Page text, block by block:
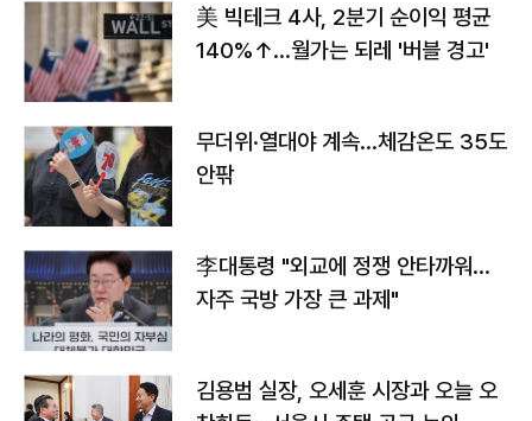
美 빅테크 4사, 2분기 순이익 평균
140%↑…월가는 되레 '버블 경고'
무더위·열대야 계속…체감온도 35도
안팎
李대통령 "외교에 정쟁 안타까워…
자주 국방 가장 큰 과제"
김용범 실장, 오세훈 시장과 오늘 오